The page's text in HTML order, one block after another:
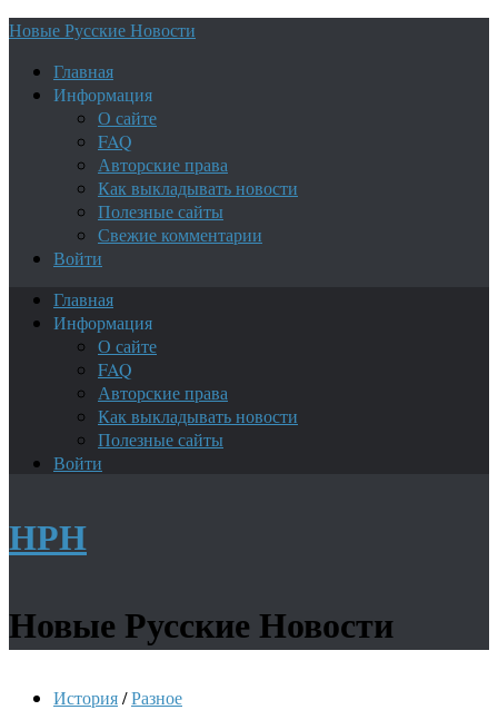
Новые Русские Новости
Главная
Информация
О сайте
FAQ
Авторские права
Как выкладывать новости
Полезные сайты
Свежие комментарии
Войти
Главная
Информация
О сайте
FAQ
Авторские права
Как выкладывать новости
Полезные сайты
Войти
НРН
Новые Русские Новости
История/Разное